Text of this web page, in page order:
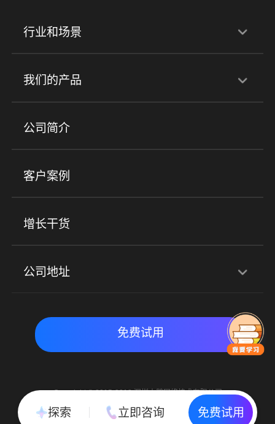
行业和场景
行业解决方案
培训机构 职业技能培训 兴趣培训
金融行业
心理机构
实时私域带货 数字化运营
我们的产品
产品
小程序商城 ERP 企微SCRM
社群圈子
公司简介
客户案例
增长干货
公司地址
北京地址：北京市朝阳区朝外大街乙6号23层
免费试用
Copyright © 2015-2018 深圳小鹅网络技术有限公司
All Rights Reserved. 粤ICP备15020529号
探索 立即咨询 免费试用